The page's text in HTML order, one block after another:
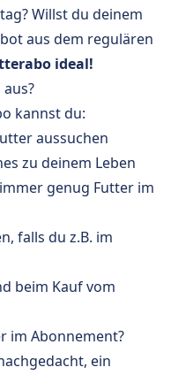
Willst du deinem
aus dem regulären
ideal!
kannst du:
aussuchen
zu deinem Leben
genug Futter im
falls du z.B. im
beim Kauf vom
im Abonnement?
ein